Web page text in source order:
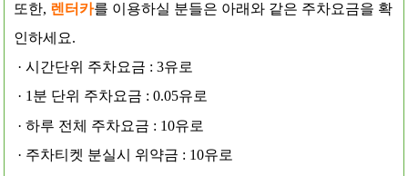
또한, 렌터카를 이용하실 분들은 아래와 같은 주차요금을 확
인하세요.
· 시간단위 주차요금 : 3유로
· 1분 단위 주차요금 : 0.05유로
· 하루 전체 주차요금 : 10유로
· 주차티켓 분실시 위약금 : 10유로